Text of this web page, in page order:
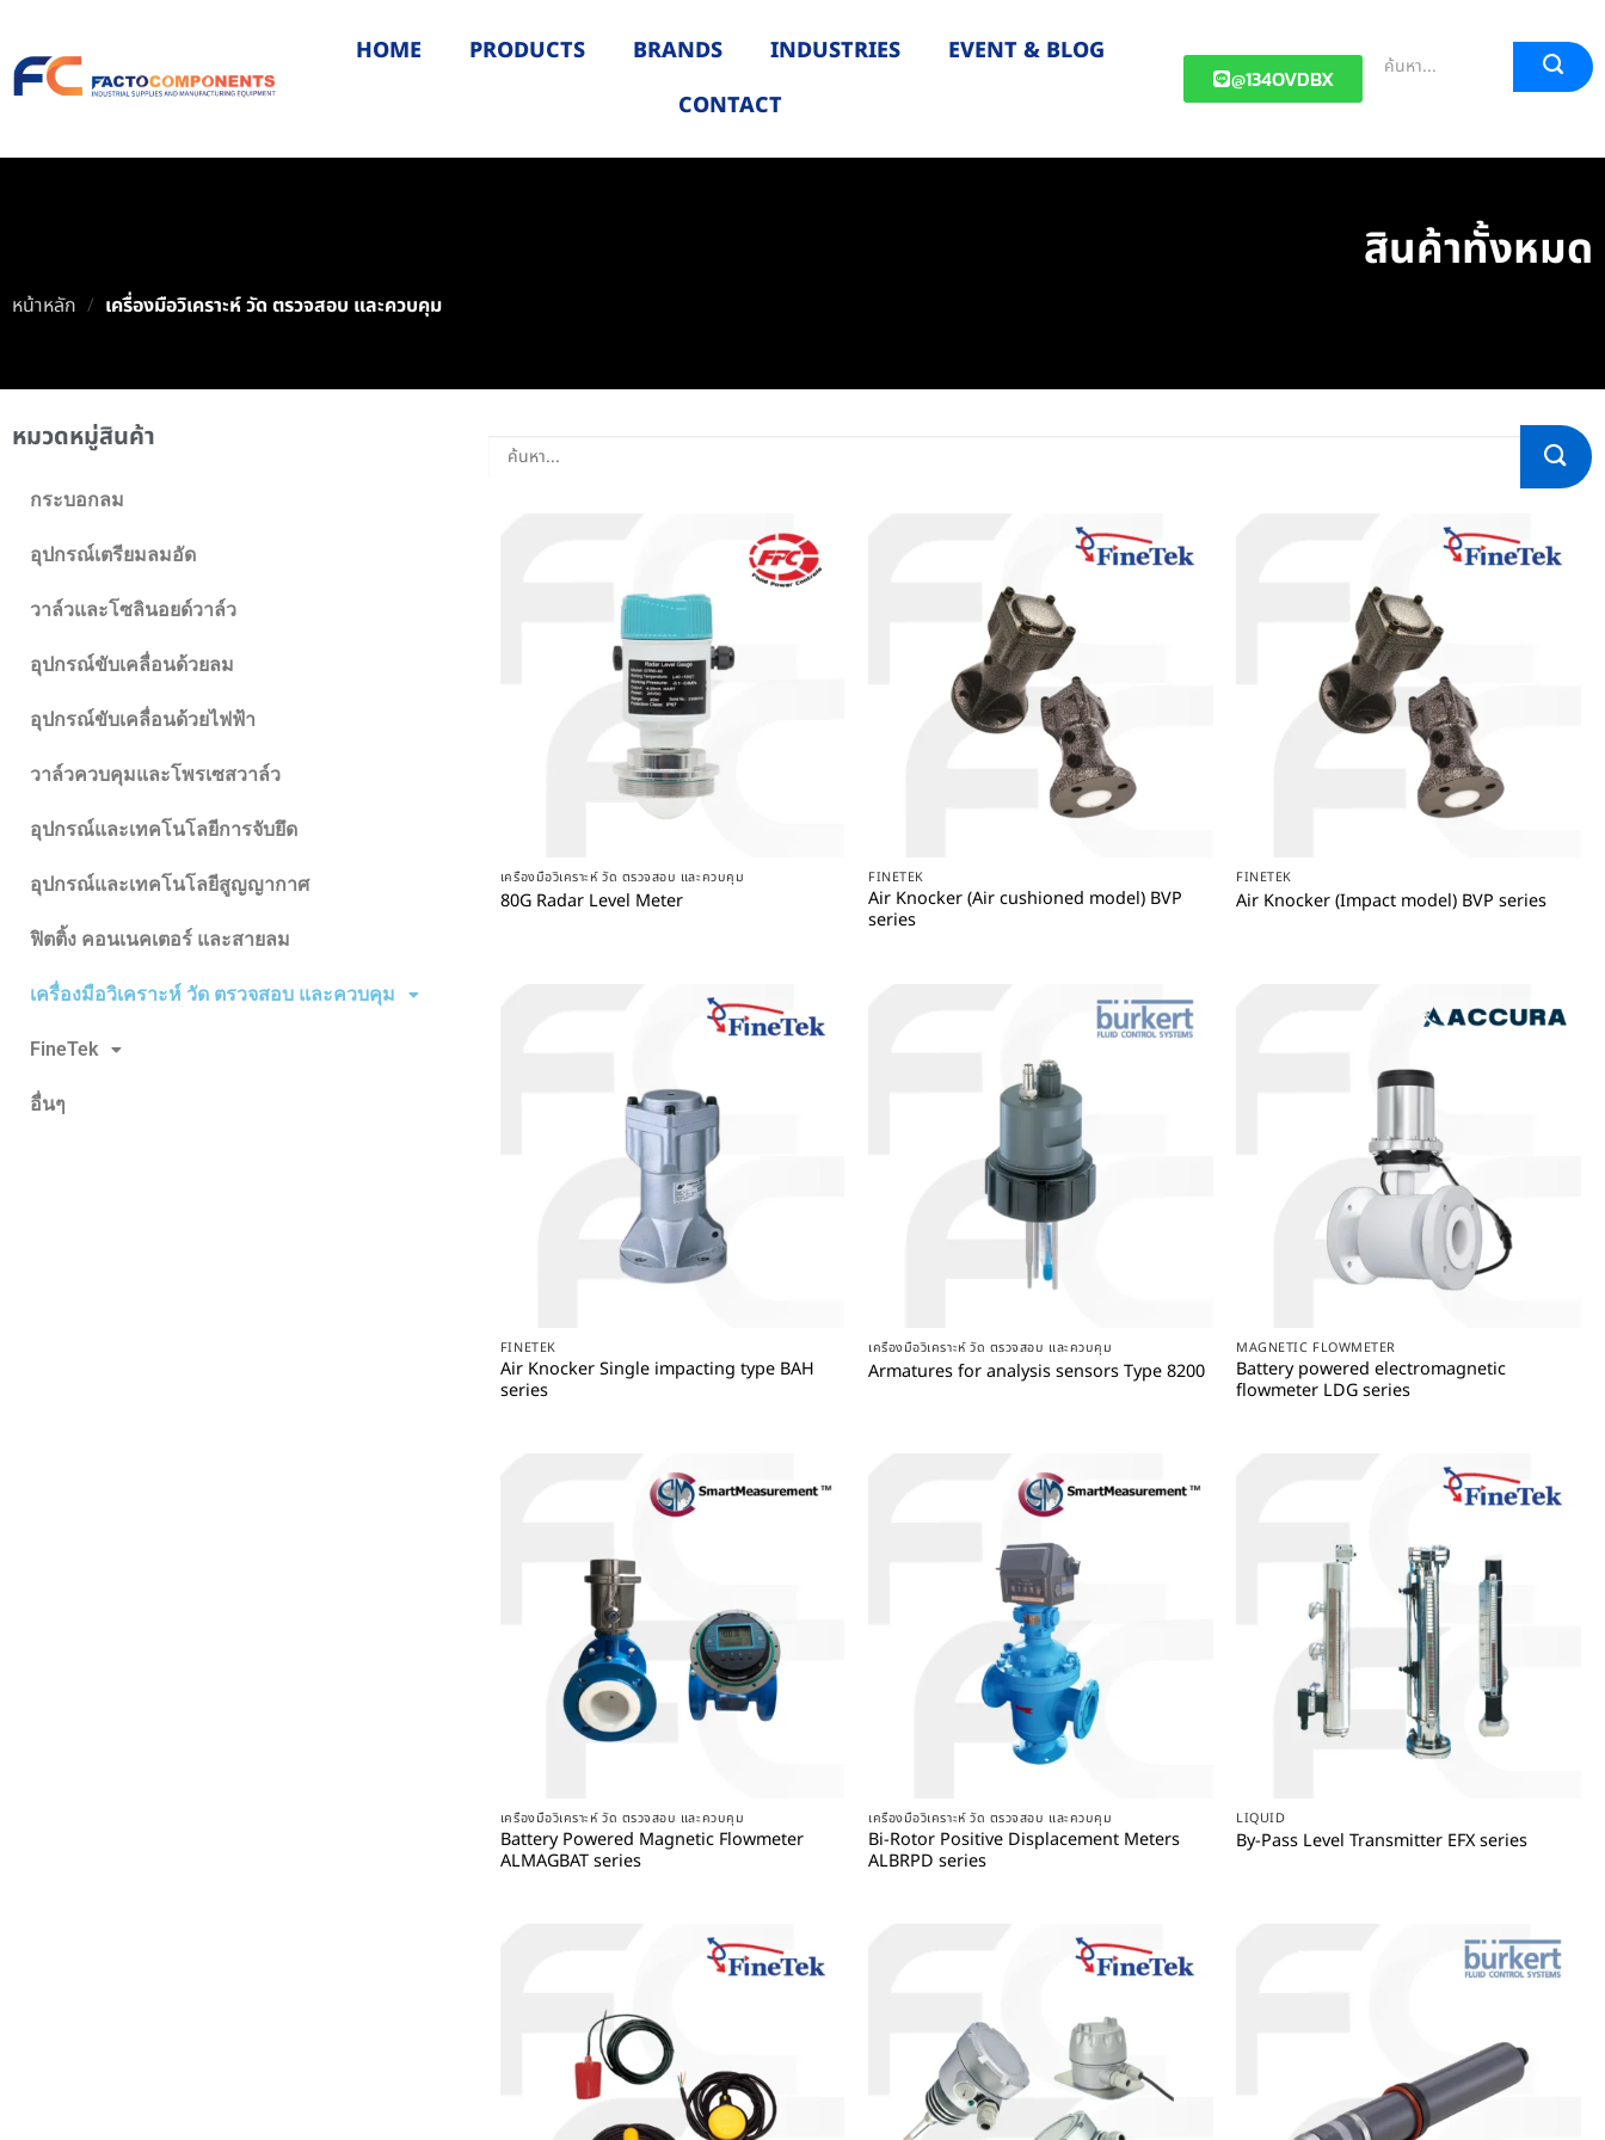
HOME PRODUCTS BRANDS INDUSTRIES
EVENT & BLOG
CONTACT
@134OVDBX
สินค้าทั้งหมด
หน้าหลัก / เครื่องมือวิเคราะห์ วัด ตรวจสอบ และควบคุม
หมวดหมู่สินค้า
กระบอกลม
อุปกรณ์เตรียมลมอัด
วาล์วและโซลินอยด์วาล์ว
อุปกรณ์ขับเคลื่อนด้วยลม
อุปกรณ์ขับเคลื่อนด้วยไฟฟ้า
วาล์วควบคุมและโพรเซสวาล์ว
อุปกรณ์และเทคโนโลยีการจับยึด
อุปกรณ์และเทคโนโลยีสูญญากาศ
ฟิตติ้ง คอนเนคเตอร์ และสายลม
เครื่องมือวิเคราะห์ วัด ตรวจสอบ และควบคุม
FineTek
อื่นๆ
เครื่องมือวิเคราะห์ วัด ตรวจสอบ และควบคุม
80G Radar Level Meter
FINETEK
Air Knocker (Air cushioned model) BVP
series
FINETEK
Air Knocker (Impact model) BVP series
FINETEK
Air Knocker Single impacting type BAH
series
เครื่องมือวิเคราะห์ วัด ตรวจสอบ และควบคุม
Armatures for analysis sensors Type 8200
MAGNETIC FLOWMETER
Battery powered electromagnetic
flowmeter LDG series
เครื่องมือวิเคราะห์ วัด ตรวจสอบ และควบคุม
Battery Powered Magnetic Flowmeter
ALMAGBAT series
เครื่องมือวิเคราะห์ วัด ตรวจสอบ และควบคุม
Bi-Rotor Positive Displacement Meters
ALBRPD series
LIQUID
By-Pass Level Transmitter EFX series